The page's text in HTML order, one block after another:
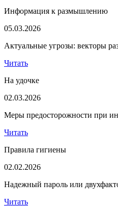
Информация к размышлению
05.03.2026
Актуальные угрозы: векторы
Читать
На удочке
02.03.2026
Меры предосторожности при
Читать
Правила гигиены
02.02.2026
Надежный пароль или
Читать